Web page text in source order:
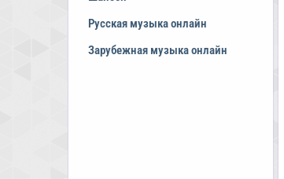
Русская музыка онлайн
Зарубежная музыка онлайн